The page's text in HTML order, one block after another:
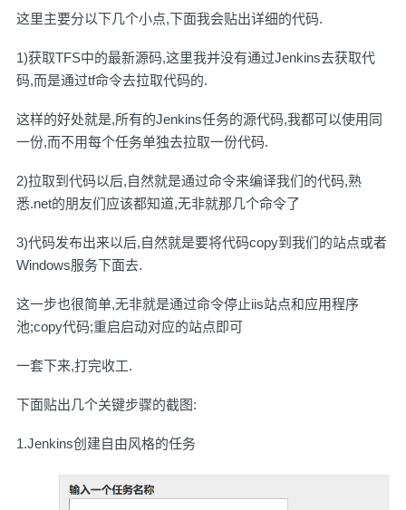
这里主要分以下几个小点,下面我会贴出详细的代码.
1)获取TFS中的最新源码,这里我并没有通过Jenkins去获取代
码,而是通过tf命令去拉取代码的.
这样的好处就是,所有的Jenkins任务的源代码,我都可以使用同
一份,而不用每个任务单独去拉取一份代码.
2)拉取到代码以后,自然就是通过命令来编译我们的代码,熟
悉.net的朋友们应该都知道,无非就那几个命令了
3)代码发布出来以后,自然就是要将代码copy到我们的站点或者
Windows服务下面去.
这一步也很简单,无非就是通过命令停止iis站点和应用程序
池;copy代码;重启启动对应的站点即可
一套下来,打完收工.
下面贴出几个关键步骤的截图:
1.Jenkins创建自由风格的任务